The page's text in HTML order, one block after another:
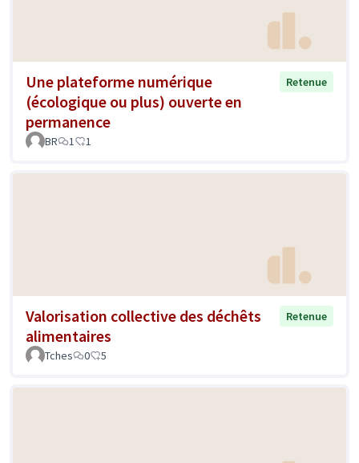
Une plateforme numérique
(écologique ou plus) ouverte en
permanence
Retenue
BR 1 1
Valorisation collective des déchêts
alimentaires
Retenue
Tches 0 5